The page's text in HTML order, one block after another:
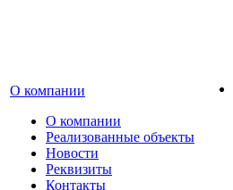
О компании
О компании
Реализованные объекты
Новости
Реквизиты
Контакты